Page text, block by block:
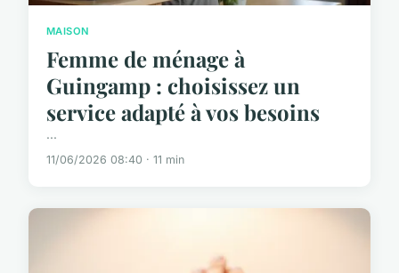
MAISON
Femme de ménage à
Guingamp : choisissez un
service adapté à vos besoins
...
11/06/2026 08:40 · 11 min